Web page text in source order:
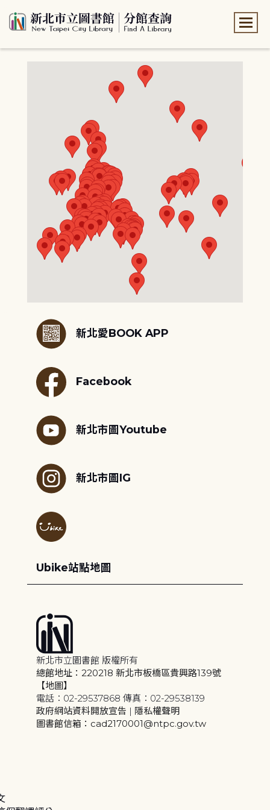
新北愛BOOK APP
Facebook
新北市圖Youtube
新北市圖IG
Ubike站點地圖
新北市立圖書館 版權所有
總館地址：220218 新北市板橋區貴興路139號
【地圖】
電話：02-29537868 傳真：02-29538139
政府網站資料開放宣告 | 隱私權聲明
圖書館信箱：cad2170001@ntpc.gov.tw